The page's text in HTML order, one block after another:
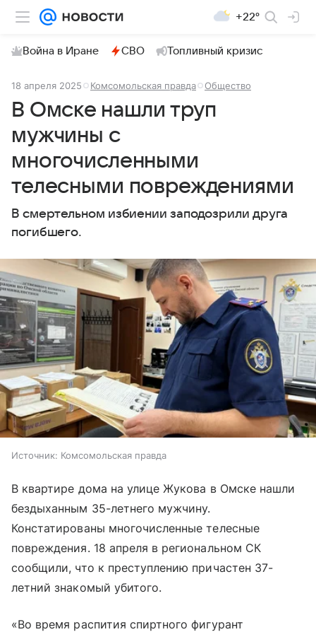
+22°
Война в Иране СВО Топливный кризис
18 апреля 2025 Комсомольская правда Общество
В Омске нашли труп
мужчины с
многочисленными
телесными повреждениями
В смертельном избиении заподозрили друга
погибшего.
Источник: Комсомольская правда
В квартире дома на улице Жукова в Омске нашли
бездыханным 35-летнего мужчину.
Констатированы многочисленные телесные
повреждения. 18 апреля в региональном СК
сообщили, что к преступлению причастен 37-
летний знакомый убитого.
«Во время распития спиртного фигурант